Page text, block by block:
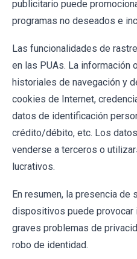
publicitario puede
programas no deseados e
Las funcionalidades de
en las PUAs. La información
historiales de navegación y
cookies de Internet,
datos de identificación
crédito/débito, etc. Los
venderse a terceros o
lucrativos.
En resumen, la presencia
dispositivos puede
graves problemas de
robo de identidad.